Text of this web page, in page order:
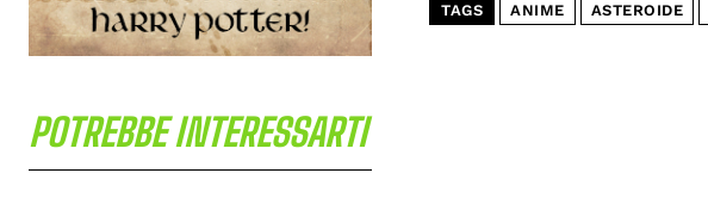
POTREBBE INTERESSARTI
TAGS ANIME ASTEROIDE